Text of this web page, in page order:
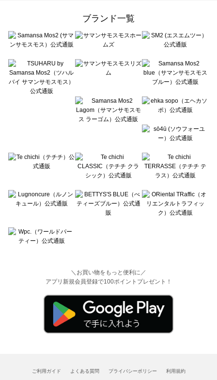
sō4ū（ソウフォーユー）のピアス・指輪一覧
Te chichi（テチチ）のピアス・指輪一覧
Te chichi CLASSIC（テチチ クラシック）のピアス・指輪一覧
Lugnoncure（ルノンキュール）のピアス・指輪一覧
BETTY'S BLUE（べティーズブルー）のピアス・指輪一覧
Wpc.（ワールドパーティー）のピアス・指輪一覧
ブランド一覧
＼お買い物をもっと便利に／
アプリ新規会員登録で100ポイントプレゼント！
ご利用ガイド よくある質問 プライバシーポリシー 利用規約